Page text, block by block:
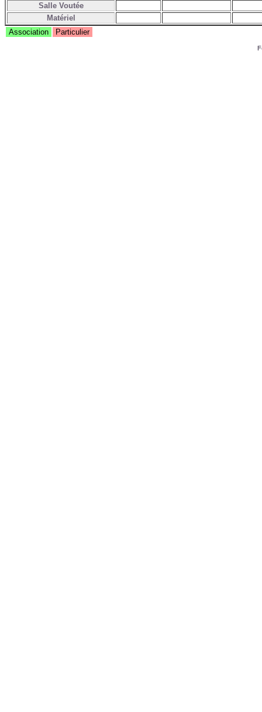
Salle Voutée
Matériel
Association
Particulier